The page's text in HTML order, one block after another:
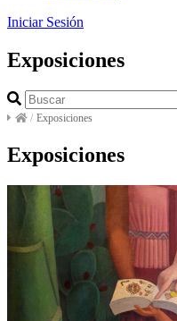
Iniciar Sesión
Exposiciones
/ Exposiciones
Exposiciones